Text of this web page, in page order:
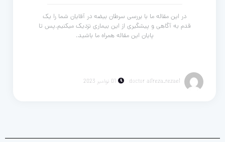
در این مقاله ما با بررسی سرطان بیضه در آقایان شما را یک
قدم به آگاهی و پیشگیری از این بیماری نزدیک میکنیم.پس تا
پایان این مقاله همراه ما باشید.
doctor alireza_rezaei 01 نوامبر 2023